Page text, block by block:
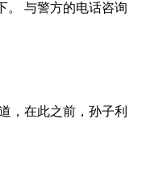
。 与警方的电话咨询
，在此之前，孙子利